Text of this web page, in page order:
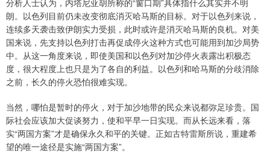
朗。以色列目前仍未改变彻底消灭哈马斯的目标。对于以色列来说，
连续多天袭击致伊朗实力受损，此时或许是消灭哈马斯的良机。对美
国来说，先支持以色列打击再促成停火这种方式也可能用到加沙局势
中。从这一角度来说，即使美国和以色列对加沙停火表露出积极态
度，很大程度上也只是为了各自的利益。以色列和哈马斯的分歧消除
之前，长久的停火恐怕很难实现。
当然，哪怕是暂时的停火，对于加沙地带的民众来说都弥足珍贵。国
际社会应该加大促谈努力，使和平早一日实现。而从长远来看，落
实“两国方案”才是确保永久和平的关键。正如古特雷斯所说，重建希
望的唯一途径是实施“两国方案”。